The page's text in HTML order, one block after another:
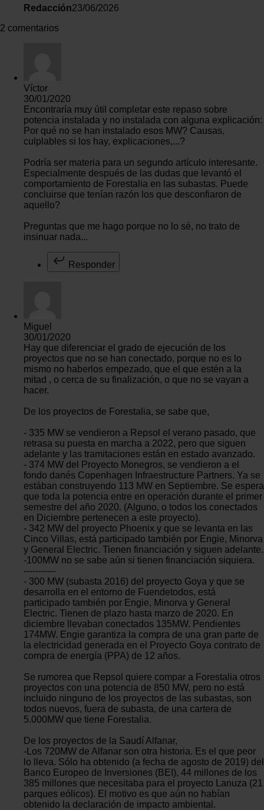
Redacción23/06/2026
2 comentarios
Víctor
30/01/2020
Encontraría muy útil completar este repaso sobre
potencia instalada y no instalada con alguna explicación:
Por qué no se han instalado esos MW? Causas,
culplables si los hay, explicaciones,...?
Podría ser materia para un segundo artículo interesante.
Especialmente después de las dudas que levantó el
comportamiento de Forestalia en las subastas. Puede
concluirse que tenían razón los que desconfiaron de
aquello?
Preguntas que me hago porque no lo sé, no trato de
insinuar nada...
Responder
Miguel
30/01/2020
Hay que diferenciar el grado de ejecución de los
proyectos que no se han conectado, porque no es lo
mismo no haberlos empezado, que el que estén a la
mitad , o cerca de su finalización, o que no se vayan a
hacer.
De los proyectos de Forestalia, se sabe que,
- 335 MW se vendieron a Repsol el verano pasado, que
retrasa su puesta en marcha a 2022, pero que siguen
adelante y las tramitaciones están en estado avanzado.
- 374 MW del Proyecto Monegros, se vendieron a el
fondo danés Copenhagen Infraestructure Partners. Ya se
estában construyendo 113 MW en Septiembre. Se espera
que toda la potencia entre en operación durante el primer
semestre del año 2020. (Alguno, o todos los conectados
en Diciembre pertenecen a este proyecto).
- 342 MW del proyecto Phoenix y que se levanta en las
Cinco Villas, está participado también por Engie, Minorva
y General Electric. Tienen financiación y siguen adelante.
-100MW no se sabe aún si tienen financiación siquiera.
-----------
- 300 MW (subasta 2016) del proyecto Goya y que se
desarrolla en el entorno de Fuendetodos, está
participado también por Engie, Minorva y General
Electric. Tienen de plazo hasta marzo de 2020. En
diciembre llevaban conectados 135MW. Pendientes
174MW. Engie garantiza la compra de una gran parte de
la electricidad generada en el Proyecto Goya contrato de
compra de energía (PPA) de 12 años.
Se rumorea que Repsol quiere compar a Forestalia otros
proyectos con una potencia de 850 MW, pero no está
incluido ninguno de los proyectos de las subastas, son
todos nuevos, fuera de subasta, de una cartera de
5.000MW que tiene Forestalia.
De los proyectos de la Saudí Alfanar,
-Los 720MW de Alfanar son otra historia. Es el que peor
lo lleva. Sólo ha obtenido (a fecha de agosto de 2019) del
Banco Europeo de Inversiones (BEI), 44 millones de los
385 millones que necesitaba para el proyecto Lanuza (21
parques eólicos). El motivo es que aún no habían
obtenido la declaración de impacto ambiental.